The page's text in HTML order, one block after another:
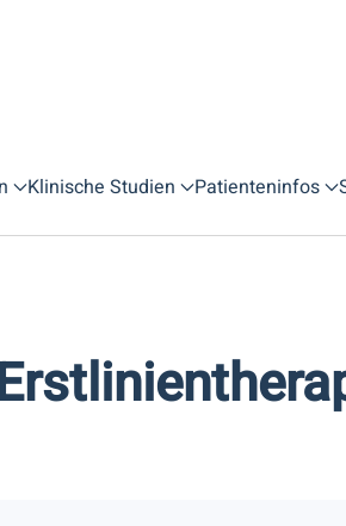
Klinische Studien Patienteninfos